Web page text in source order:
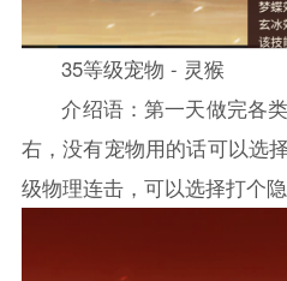
35等级宠物 - 灵猴
介绍语：第一天做完各
右，没有宠物用的话可以选
级物理连击，可以选择打个